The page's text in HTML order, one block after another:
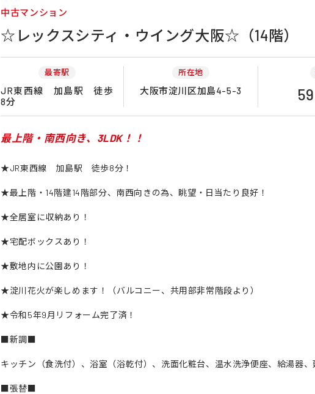
中古マンション
☆レックスシティ・ウイング大阪☆（14階）
最寄駅
JR東西線 加島駅 徒歩
8分
所在地
大阪市淀川区加島4-5-3
最上階・南西向き、3LDK！！
★JR東西線 加島駅 徒歩8分！
★最上階・14階建14階部分、南西向きの為、眺望・日当たり良好！
★全居室に収納あり！
★宅配ボックスあり！
★敷地内に公園あり！
★淀川花火が楽しめます！（バルコニー、共用部非常階段より）
★令和5年9月リフォーム完了済！
■新調■
キッチン（食洗付）、浴室（浴乾付）、洗面化粧台、温水洗浄便座、給湯器、
■張替■